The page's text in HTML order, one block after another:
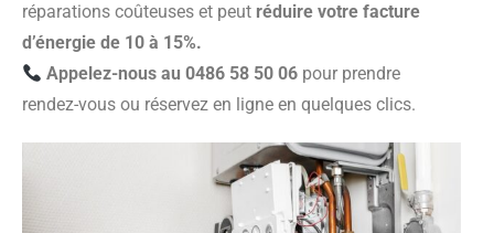
réparations coûteuses et peut réduire votre facture
d’énergie de 10 à 15%.
Appelez-nous au 0486 58 50 06 pour prendre
rendez-vous ou réservez en ligne en quelques clics.